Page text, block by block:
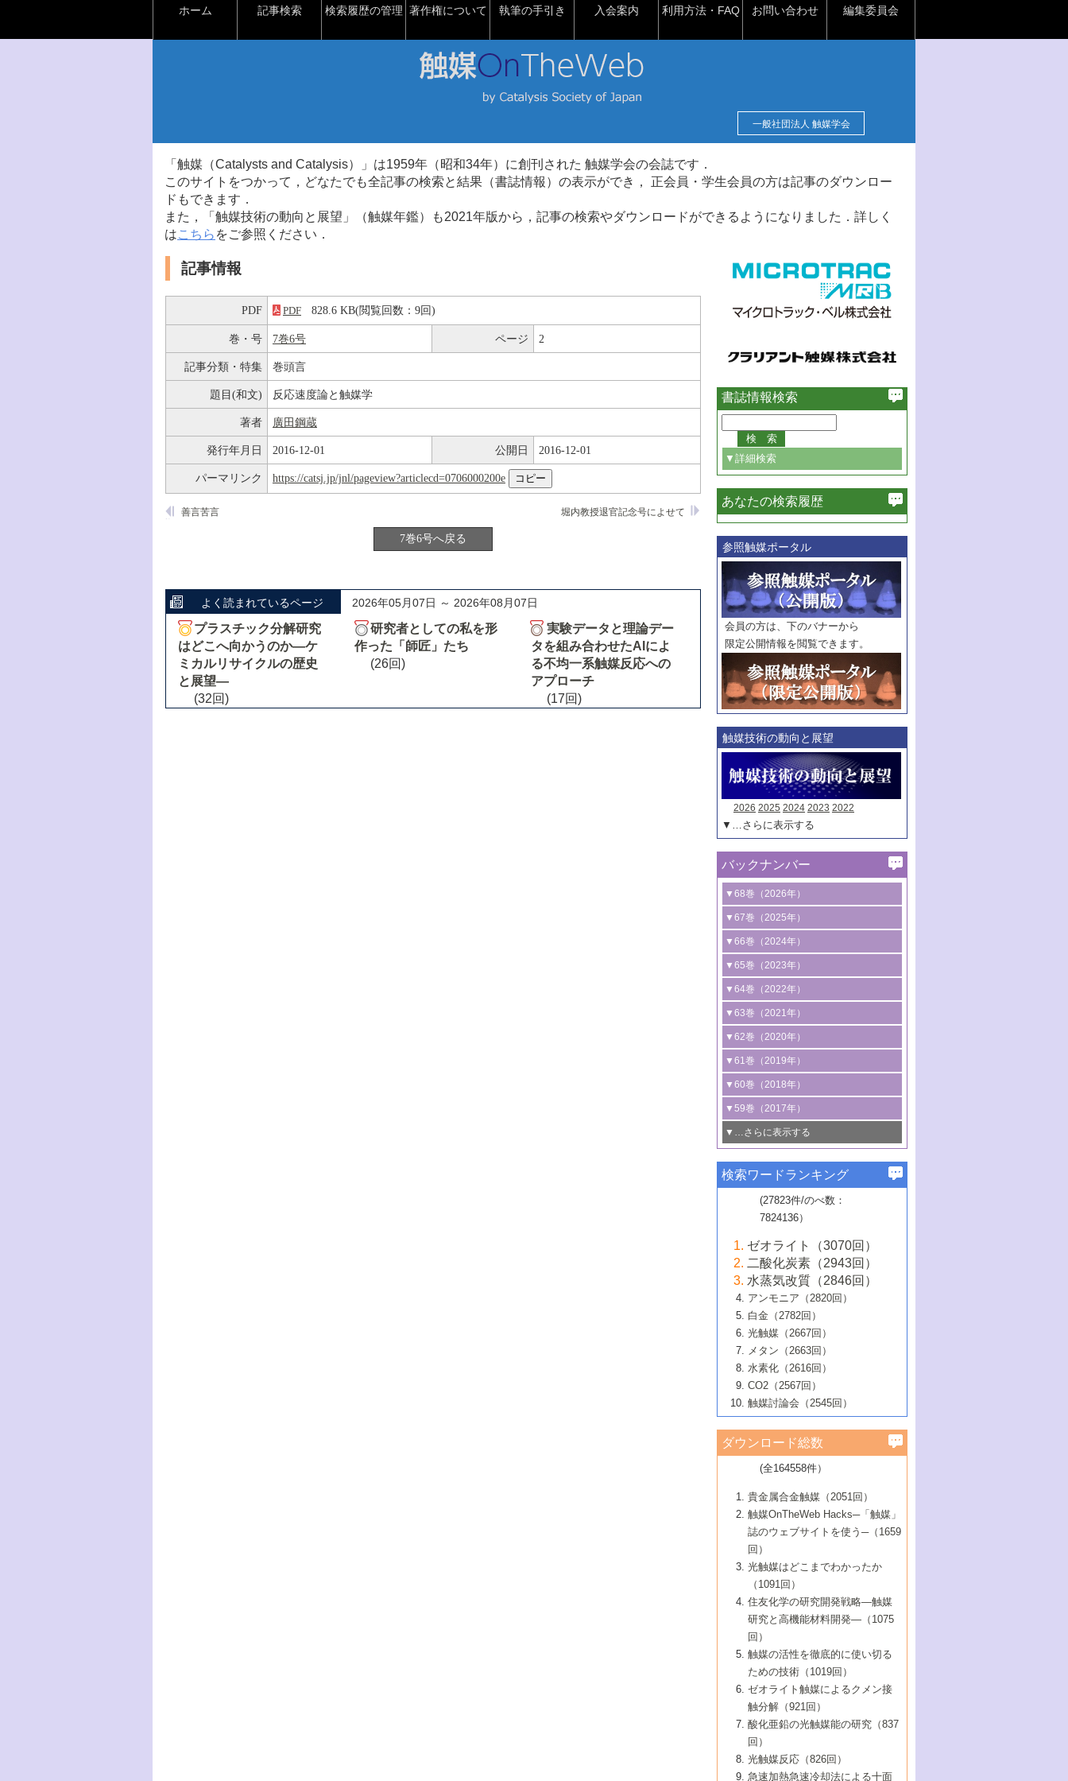
ホーム 記事検索 検索履歴の管理 著作権について 執筆の手引き 入会案内 利用方法・FAQ お問い合わせ 編集委員会
一般社団法人 触媒学会
「触媒（Catalysts and Catalysis）」は1959年（昭和34年）に創刊された 触媒学会の会誌です．
このサイトをつかって，どなたでも全記事の検索と結果（書誌情報）の表示ができ， 正会員・学生会員の方は記事のダウンロー
ドもできます．
また，「触媒技術の動向と展望」（触媒年鑑）も2021年版から，記事の検索やダウンロードができるようになりました．詳しく
はこちら をご参照ください．
記事情報
PDF PDF 828.6 KB(閲覧回数：9回)
巻・号 7巻6号 ページ 2
記事分類・特集 巻頭言
題目(和文) 反応速度論と触媒学
著者 廣田鋼蔵
発行年月日 2016-12-01 公開日 2016-12-01
パーマリンク https://catsj.jp/jnl/pageview?articlecd=0706000200e
堀内教授退官記念号によせて
善言苦言
7巻6号へ戻る
よく読まれているページ 2026年05月07日 ～ 2026年08月07日
プラスチック分解研究
はどこへ向かうのか―ケ
ミカルリサイクルの歴史
と展望―
(32回)
研究者としての私を形
作った「師匠」たち
(26回)
実験データと理論デー
タを組み合わせたAIによ
る不均一系触媒反応への
アプローチ
(17回)
書誌情報検索
▼詳細検索
必ず含む
巻・号指定
巻
号
範囲指定
巻
号～
巻
号
触媒年鑑
年度
記事種別
マーク：
マークあり
あなたの検索履歴
参照触媒ポータル
会員の方は、下のバナーから
限定公開情報を閲覧できます。
触媒技術の動向と展望
2026 2025 2024 2023 2022
▼…さらに表示する
バックナンバー
▼68巻（2026年）
1号 過酸化水素合成に関する研究動向
2号 コンピューター技術により加速する
触媒開発
3号 有機分子変換やCO 資源化のための
光触媒に関する最近の研究
B号 第137回触媒討論会（2026年）
▼67巻（2025年）
1号 CO
水素化によるグリーン燃料/グリ
ーンケミカル製造
2号 水素製造のための水分解技術に関す
る最近の研究
3号 オレフィン系樹脂の精密合成に関す
る最新技術
4号 アルコール類の効率的変換を実現す
る非貴金属触媒の研究動向
5号 ゼオライトの合成と応用における研
究動向
6号 ヘテロ接合界面
B号 第135回触媒討論会（2025年）
▼66巻（2024年）
1号 低次元ナノ構造を有する触媒材料
2号 規制反応場を活用した固体触媒研究
の新展開
3号 未踏分子変換を目指した酸化触媒プ
ロセスの最前線
4号 シンクロトロン放射光および中性子
線を利用した触媒解析技術の最先端
5号 単原子触媒
6号 参照触媒委員会からのお知らせ
B号 第133回触媒討論会（2023年）
▼65巻（2023年）
1号 炭素が関わる触媒機能
2号 プラスチックケミカルリサイクルの
ための触媒技術
3号 非酸化物系金属化合物を基盤とした
触媒材料の開発
4号 格子酸素・格子酸素欠陥を利用した
触媒反応
5号 生体触媒によるエネルギー変換反応
6号 窒素とリンの循環のための触媒・機
能性材料
▼64巻（2022年）
1号 合成ガス製造とCOを用いるケミカル
ズ合成の最新動向
2号 化学品合成のための合金触媒開発
3号 CO の排出削減および有効活用のた
めの触媒技術
4号 若手による情報発信企画～とびたて
若き触媒の研究者たち～（1）
若き触媒の研究者たち～（2）
6号 石油のノーブル・ユースを志向した
触媒技術
大学：オンライン・対面開催）
▼63巻（2021年）
1号 金触媒の新展開
2号 ペロブスカイト
3号 特殊反応場を利用した触媒的分子変
換反応
4号 多孔質材料を用いた触媒の新展開
5号 情報学的手法を用いた触媒開発
6号 カーボンニュートラルに向けた電解
技術
B号 第127回触媒討論会（2021年・オン
ライン開催(Zoom)のみ）
▼62巻（2020年）
1号 触媒設計を拓く欠陥構造のキャラク
タリゼーション
2号 機能化学品製造に資するクリーンな
触媒的酸化反応
3号 水処理のための触媒化学
4号 光触媒を用いた水分解の最新の研究
動向
5号 次世代の触媒プロセスを支えるマイ
6号 メタン転換技術の最新動向
B号 第125回触媒討論会（2020年・工学
院大学）
▼61巻（2019年）
1号 物質移動制御に着目した触媒プロセ
ス開発
2号 CO2 フリー水素サプライチェーンに
関わる触媒開発動向
3号 精密高分子合成に関する最近の研究
動向
4号 バイオマス化成品製造のための触媒
5号 固体触媒による含窒素有機化合物変
換の最前線
6号 貴金属使用量低減に向けた自動車排
ガス浄化触媒の開発
B号 第123回触媒討論会（2019年・大阪
▼60巻（2018年）
1号 固体酸触媒の最新の研究動向
2号 二酸化炭素からの有用化学品合成
3号 ナノ粒子・クラスター触媒の最前線
4号 60周年記念企画
5号 進化するゼオライト合成技術
6号 非貴金属系触媒における電気化学的
B号 第121回触媒討論会（2018年・東京
大学）
▼59巻（2017年）
1号 いたるところに，触媒
最先端技術
3号 無機分離膜材料の開発と触媒反応プ
ロセスへの適用
5号 水素のふるまいを解き明かす最先端
研究
6号 低級アルカンの有効利用のための触
媒技術
B号 第119回触媒討論会（2017年・首都
大学東京）
▼…さらに表示する
1号 ユニークな構造の高分子を生み出す触
2号 リグニンからの化成品製造に向けた触
媒技術
3号 触媒研究の最先端～とびたて若き研究
者たち～（1）
4号 触媒研究の最先端～とびたて若き研究
者たち～（2）
5号 触媒研究の最先端～とびたて若き研究
者たち～（3）
6号 イオニクス材料と燃料電池・電解合成
の最新の研究動向
B号 第117回触媒討論会（2016年・大阪府
立大学）
▼57巻（2015年）
1号 水素キャリアにかかわる触媒技術の新
2号 石油精製用触媒の最近の進展
3号 固体酸化物形燃料電池（SOFC）におけ
るアノード触媒上での燃料直接改質技術
4号 コアシェル構造の制御による触媒機能
5号 工業触媒およびその周辺技術の最近の
進歩
6号 ナノシート
B号 第115回触媒討論会（2015年・成蹊大
▼56巻（2014年）
2号 光触媒反応機構に関する最新の研究動
向
開発動向
4号 人工光合成に向けた近年のアプローチ
5号 未利用熱エネルギーの有効活用に貢献
する触媒技術
6号 ポリオキソメタレート
B号 第113回触媒討論会（2014年・ロワジ
ールホテル豊橋）
1号 高耐久性燃料電池システム用触媒にお
ける新展開
2号 リビングラジカル重合の最近の動向
3号 天然ガスの化学工業的展開に関する触
媒技術
4号 貴金属触媒の精密構造制御とその活用
5号 バイオマス化成品製造のための固体触
6号 ナノ空間─吸着状態解析から新機能開拓
B号 第111回触媒討論会（2013年・関西大
▼54巻（2012年）
1号 規則性多孔体の利用技術における最近
の進歩
2号 第109回触媒討論会
3号 貴金属低減技術の最新動向
4号 貴金属代替技術の最新動向
5号 光触媒による物質変換反応の新展開
6号 グラフェン
7号 水素を利用する化成品合成の新潮流
▼53巻（2011年）
1号 金属学から見る合金触媒の新展開
2号 第107回触媒討論会
3号 触媒のその場観察法の進歩（１）
4号 触媒のその場観察法の進歩（２）
5号 不活性結合の触媒的活性化による有機
合成
6号 新しい固体酸触媒技術
7号 ゼオライト合成における最近の進歩
▼52巻（2010年）
1号 触媒の劣化対策と長寿命触媒開発
2号 第105回触媒討論会
3号 ナノ構造が拓く新機能
4号 活性サイトおよびその環境の精密な設
計による触媒の高機能化
5号 触媒を有効に使うための技術
7号 有機分子触媒による精密有機合成
8号 高機能化ポリオレフィンに向けた重合
触媒の最近の進展
1号 炭素材料－熱い注目を集める材料－
2号 第103回触媒討論会
3号 環境浄化用光触媒の現状と課題
4号 水素社会の実現に向けた水素製造・貯
蔵技術の進歩
5号 CO2が関わる触媒・材料
7号 持続可能社会実現のための触媒および
触媒関連技術
▼50巻（2008年）
1号 触媒化学と学会のこの10年，半世紀，
そして未来
2号 第101回触媒討論会
4号 錯体を利用したユニークな表面構造の
構築と機能
5号 若手会員による触媒研究の未来展望1：
企業編
6号 第102回触媒討論会
7号 触媒・化学反応における計算化学の進
8号 若手研究者による触媒研究の未来展望
2：大学・研究所編
▼49巻（2007年）
1号 含フッ素化合物の合成と触媒
2号 第99回触媒討論会
3号 実用的ファインケミカル合成プロセス
を実現する触媒
5号 こんな物質，あんな物質―新たな触媒
の可能性―
7号 『結晶の化学』を活かした触媒研究
8号 イオン液体の応用
▼48巻（2006年）
1号 固体酸触媒の最近の進歩
2号 第97回触媒討論会
3号 リビング重合触媒の最近の展開
5号 水素製造・貯蔵のための触媒技術の新
しい展開
6号 第98回触媒討論会
7号 基礎化学品製造の触媒技術
8号 多機能型リアクター
1号 最近の触媒担体とその効果
2号 第95回触媒討論会
4号 水分解用光触媒材料
5号 時間分解分光の進歩と応用
6号 第96回触媒討論会
8号 超臨界流体を用いた化学プロセスの新
▼46巻（2004年）
1号 部分酸化反応触媒の最前線
2号 第93回触媒討論会
3号 特殊エネルギー場の触媒反応
4号 生体内における金属の触媒作用
5号 ファインケミカルズの展開に寄与する
6号 第94回触媒討論会
7号 サブナノレベルでみた新しい表面現象
8号 オレフィン重合触媒の新たな展
▼45巻（2003年）
1号 なぜこの触媒が良いのか？
2号 第91回触媒討論会
3号 最近の自動車排ガス処理技術
4号 触媒研究の現状と将来─第90回触媒討論
5号 基礎化学品製造の触媒技術
6号 第92回触媒討論会
7号 基礎化学品製造の触媒技術
8号 資源の循環と触媒技術
▼44巻（2002年）
1号 高次制御された触媒の化学
2号 第89回触媒討論会
3号 触媒を利用した電気化学の新展開
4号 ナノ材料の調製と機能化
5号 こんな触媒が欲しい
6号 第90回触媒討論会
7号 触媒研究と学術雑誌/情報
8号 若い世代からみた触媒化学の現状と未
▼43巻（2001年）
1号 グリーンケミストリーと触媒
2号 第87回触媒討論会特集号
3号 生体触媒とバイオプロセス
4号 水素製造・利用の触媒化学
5号 触媒研究における新しい切り口：コン
ビナトリアルケミストリー
6号 第88回触媒討論会特集号
7号 企業における触媒研究のブレークスル
8号 この材料を触媒として使ってみません
▼42巻（2000年）
1号 触媒反応工学の明日を拓く
2号 第85回触媒討論会
3号 反応ダイナミクス
5号 触媒のおもしろさをどのように伝える
6号 第86回触媒討論会
7号 水素化精製触媒の新しい展開
8号 新しい反応性と機能性を目指した金属
クラスタ-化学
▼41巻（1999年）
1号 孔、穴、あな?-特異な空間とその利用-
2号 第83回触媒討論会
3号 均一系触媒反応最前線
4号 実用炭素材料の新展開
5号 研究の方法論を考える
7号 機能性金属材料と触媒
8号 触媒研究へのNMRの応用と展望
▼40巻（1998年）
進展と21世紀への提言/創立40周年記念・触
媒学会この10年の歩みとこれから/創立40周
2号 第81回触媒討論会
3号 計算機触媒化学へのさそい
4号 触媒劣化の制御と予測
5号 最新の実用プロセスと触媒
6号 第82回触媒討論会
1号 均一系と不均一系触媒反応-その特徴と
接点
2号 第79回触媒討論会
3号 最新NO除去触媒の実用化研究
4号 新しい反応場を目指した触媒調製
5号 反応・分離技術の新しい展開
6号 第80回触媒討論会
▼38巻（1996年）
1号 触媒の構造と触媒作用/C1化学を中心と
する21世紀への触媒
3号 オリンピックメダル:金・銀・銅はどん
な触媒作用を示すか
4号 触媒作用における機能の複合化
▼37巻（1995年）
1号 ファインケミカルズと固体触媒
2号 第75回触媒討論会
3号 希土類を利用した触媒
4号 触媒とリサイクル
5号 エネルギー変換触媒
▼36巻（1994年）
1号 電気化学と触媒
2号 第73回触媒討論会
3号 C4化学の展開
4号 《通常号》
▼35巻（1993年）
1号 工業触媒開発マニュアル―探索から工
業化まで
2号 第71回触媒討論会
▼34巻（1992年）
1号 インパクトを与えたこの研究
2号 第69回触媒討論会
▼33巻（1991年）
1号 触媒プロセス開発マニュアル―探索か
▼32巻（1990年）
検索ワードランキング
(27823件/のべ数：
7824136）
ゼオライト（3070回）
二酸化炭素（2943回）
水蒸気改質（2846回）
アンモニア（2820回）
白金（2782回）
光触媒（2667回）
メタン（2663回）
水素化（2616回）
CO2（2567回）
触媒討論会（2545回）
ダウンロード総数
(全164558件）
貴金属合金触媒（2051回）
触媒OnTheWeb Hacks─「触媒」
誌のウェブサイトを使う─（1659
回）
光触媒はどこまでわかったか
（1091回）
住友化学の研究開発戦略―触媒
研究と高機能材料開発―（1075
回）
触媒の活性を徹底的に使い切る
ための技術（1019回）
ゼオライト触媒によるクメン接
触分解（921回）
酸化亜鉛の光触媒能の研究（837
回）
光触媒反応（826回）
急速加熱急速冷却法による十面